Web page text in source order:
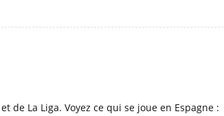
de La Liga. Voyez ce qui se joue en Espagne :